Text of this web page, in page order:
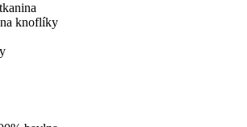
knoflíky